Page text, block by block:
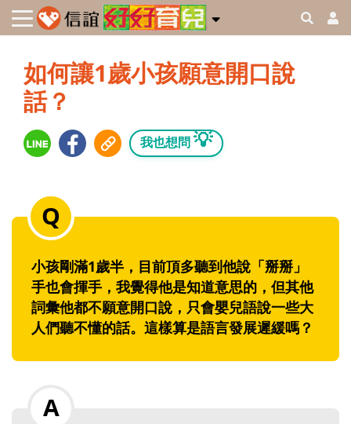
如何讓1歲小孩願意開口說
話？
我也想問 💡
小孩剛滿1歲半，目前頂多聽到他說「掰掰」
手也會揮手，我覺得他是知道意思的，但其他
詞彙他都不願意開口說，只會嬰兒語說一些大
人們聽不懂的話。這樣算是語言發展遲緩嗎？